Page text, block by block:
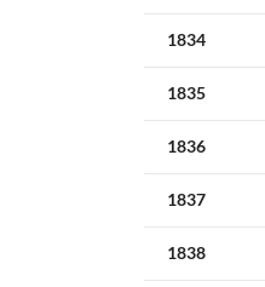
1834
1835
1836
1837
1838